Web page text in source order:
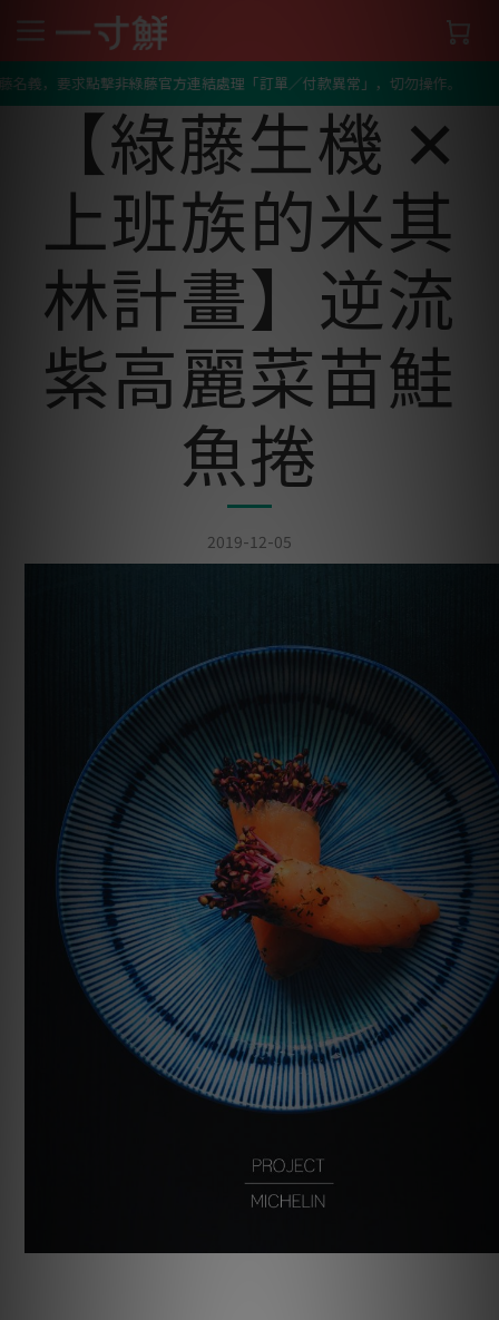
義，要求點擊非綠藤官方連結處理「訂單／付款異常」，切勿操作。
Home 部落格列表/【綠藤生機 ✕ 上班族的米其林計畫】逆流紫高麗
菜苗鮭魚捲
【綠藤生機 ✕
上班族的米其
林計畫】逆流
紫高麗菜苗鮭
魚捲
2019-12-05